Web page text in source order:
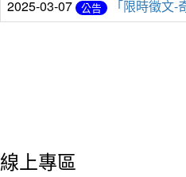
2025-03-07 公告 「限時徵文
線上專區